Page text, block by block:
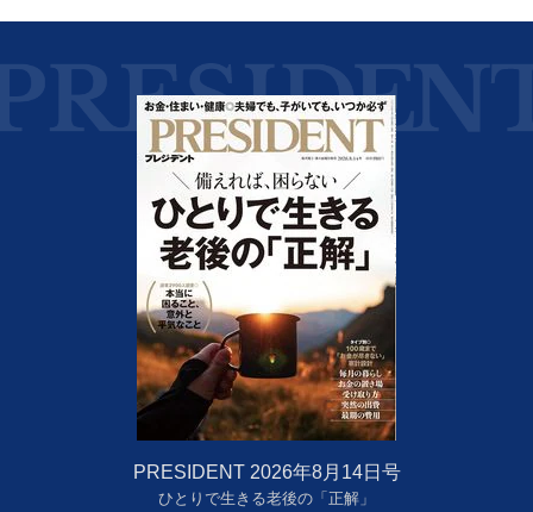
PRESIDENT 2026年8月14日号
ひとりで生きる老後の「正解」